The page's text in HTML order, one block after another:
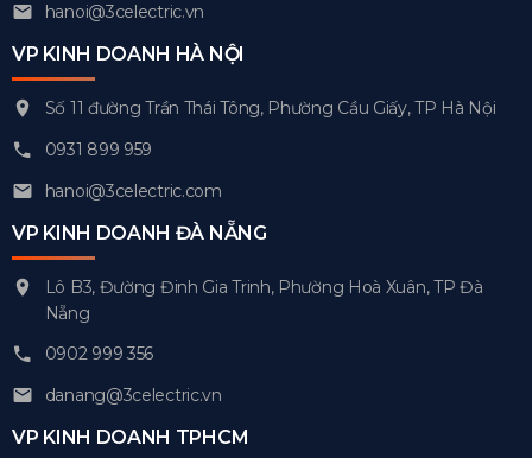
hanoi@3celectric.vn
VP KINH DOANH HÀ NỘI
Số 11 đường Trần Thái Tông, Phường Cầu Giấy, TP Hà Nội
0931 899 959
hanoi@3celectric.com
VP KINH DOANH ĐÀ NẴNG
Lô B3, Đường Đinh Gia Trinh, Phường Hoà Xuân, TP Đà
Nẵng
0902 999 356
danang@3celectric.vn
VP KINH DOANH TPHCM